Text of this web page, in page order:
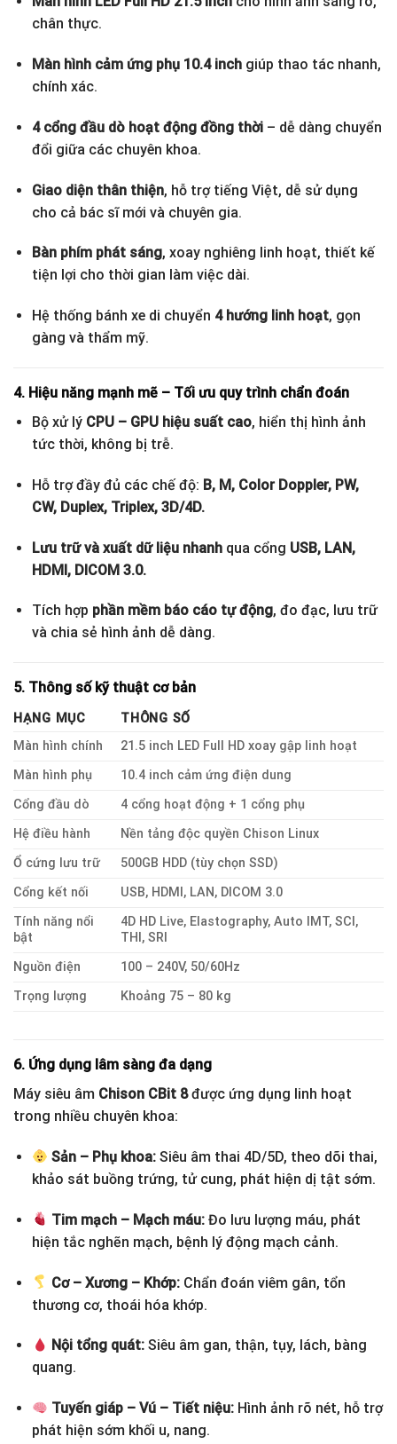
chân thực.
Màn hình cảm ứng phụ 10.4 inchgiúp thao tác nhanh,
chính xác.
4 cổng đầu dò hoạt động đồng thời– dễ dàng chuyển
đổi giữa các chuyên khoa.
Giao diện thân thiện, hỗ trợ tiếng Việt, dễ sử dụng
cho cả bác sĩ mới và chuyên gia.
Bàn phím phát sáng, xoay nghiêng linh hoạt, thiết kế
tiện lợi cho thời gian làm việc dài.
Hệ thống bánh xe di chuyển 4 hướng linh hoạt, gọn
gàng và thẩm mỹ.
4. Hiệu năng mạnh mẽ – Tối ưu quy trình chẩn đoán
Bộ xử lý CPU – GPU hiệu suất cao, hiển thị hình ảnh
tức thời, không bị trễ.
Hỗ trợ đầy đủ các chế độ: B, M, Color Doppler, PW,
CW, Duplex, Triplex, 3D/4D.
Lưu trữ và xuất dữ liệu nhanhqua cổng USB, LAN,
HDMI, DICOM 3.0.
Tích hợp phần mềm báo cáo tự động, đo đạc, lưu trữ
và chia sẻ hình ảnh dễ dàng.
5. Thông số kỹ thuật cơ bản
HẠNG MỤC
THÔNG SỐ
Màn hình chính
21.5 inch LED Full HD xoay gập linh hoạt
Màn hình phụ
10.4 inch cảm ứng điện dung
Cổng đầu dò
4 cổng hoạt động + 1 cổng phụ
Hệ điều hành
Nền tảng độc quyền Chison Linux
Ổ cứng lưu trữ
500GB HDD (tùy chọn SSD)
Cổng kết nối
USB, HDMI, LAN, DICOM 3.0
Tính năng nổi
bật
4D HD Live, Elastography, Auto IMT, SCI,
THI, SRI
Nguồn điện
100 – 240V, 50/60Hz
Trọng lượng
Khoảng 75 – 80 kg
6. Ứng dụng lâm sàng đa dạng
Máy siêu âm Chison CBit 8được ứng dụng linh hoạt
trong nhiều chuyên khoa:
Sản – Phụ khoa: Siêu âm thai 4D/5D, theo dõi thai,
khảo sát buồng trứng, tử cung, phát hiện dị tật sớm.
Tim mạch – Mạch máu: Đo lưu lượng máu, phát
hiện tắc nghẽn mạch, bệnh lý động mạch cảnh.
Cơ – Xương – Khớp: Chẩn đoán viêm gân, tổn
thương cơ, thoái hóa khớp.
Nội tổng quát: Siêu âm gan, thận, tụy, lách, bàng
quang.
Tuyến giáp – Vú – Tiết niệu: Hình ảnh rõ nét, hỗ trợ
phát hiện sớm khối u, nang.